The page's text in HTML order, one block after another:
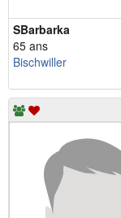
SBarbarka
65 ans
Bischwiller